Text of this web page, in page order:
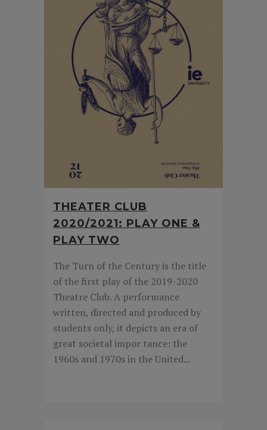
THEATER CLUB
2020/2021: PLAY ONE &
PLAY TWO
The Turn of the Century is the title
of the first play of the 2019-2020
Theatre Club. A performance
written, directed and produced by
students only, it depicts an era of
great societal impor tance: the
1960s and 1970s in the United...